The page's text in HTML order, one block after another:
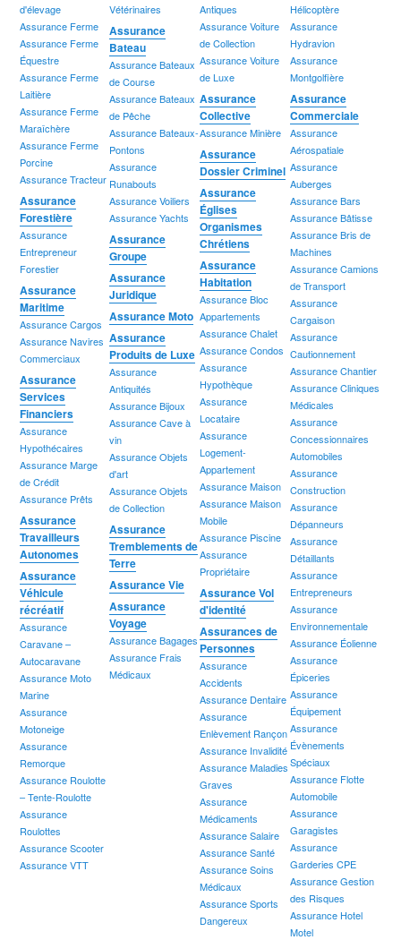
d'élevage
Assurance Ferme
Assurance Ferme
Équestre
Assurance Ferme
Laitière
Assurance Ferme
Maraîchère
Assurance Ferme
Porcine
Assurance Tracteur
Vétérinaires
Antiques
Assurance Voiture
de Collection
Assurance Voiture
de Luxe
Hélicoptère
Assurance
Hydravion
Assurance
Montgolfière
Assurance
Bateau
Assurance Bateaux
de Course
Assurance Bateaux
de Pêche
Assurance Bateaux-
Pontons
Assurance
Runabouts
Assurance Voiliers
Assurance Yachts
Assurance
Collective
Assurance Minière
Assurance
Commerciale
Assurance
Aérospatiale
Assurance
Auberges
Assurance Bars
Assurance Bâtisse
Assurance Bris de
Machines
Assurance Camions
de Transport
Assurance
Cargaison
Assurance
Cautionnement
Assurance Chantier
Assurance Cliniques
Médicales
Assurance
Concessionnaires
Automobiles
Assurance
Construction
Assurance
Dépanneurs
Assurance
Détaillants
Assurance
Entrepreneurs
Assurance
Environnementale
Assurance Éolienne
Assurance
Épiceries
Assurance
Équipement
Assurance
Évènements
Spéciaux
Assurance Flotte
Automobile
Assurance
Garagistes
Assurance
Garderies CPE
Assurance Gestion
des Risques
Assurance Hotel
Motel
Assurance
Dossier Criminel
Assurance
Églises
Organismes
Chrétiens
Assurance
Forestière
Assurance
Entrepreneur
Forestier
Assurance
Groupe
Assurance
Habitation
Assurance Bloc
Appartements
Assurance Chalet
Assurance Condos
Assurance
Hypothèque
Assurance
Locataire
Assurance
Logement-
Appartement
Assurance Maison
Assurance Maison
Mobile
Assurance Piscine
Assurance
Propriétaire
Assurance
Juridique
Assurance
Maritime
Assurance Cargos
Assurance Navires
Commerciaux
Assurance Moto
Assurance
Produits de Luxe
Assurance
Antiquités
Assurance Bijoux
Assurance Cave à
vin
Assurance Objets
d'art
Assurance Objets
de Collection
Assurance
Services
Financiers
Assurance
Hypothécaires
Assurance Marge
de Crédit
Assurance Prêts
Assurance
Travailleurs
Autonomes
Assurance
Tremblements de
Terre
Assurance
Véhicule
récréatif
Assurance
Caravane –
Autocaravane
Assurance Moto
Marine
Assurance
Motoneige
Assurance
Remorque
Assurance Roulotte
– Tente-Roulotte
Assurance
Roulottes
Assurance Scooter
Assurance VTT
Assurance Vie
Assurance Vol
d'identité
Assurance
Voyage
Assurance Bagages
Assurance Frais
Médicaux
Assurances de
Personnes
Assurance
Accidents
Assurance Dentaire
Assurance
Enlèvement Rançon
Assurance Invalidité
Assurance Maladies
Graves
Assurance
Médicaments
Assurance Salaire
Assurance Santé
Assurance Soins
Médicaux
Assurance Sports
Dangereux